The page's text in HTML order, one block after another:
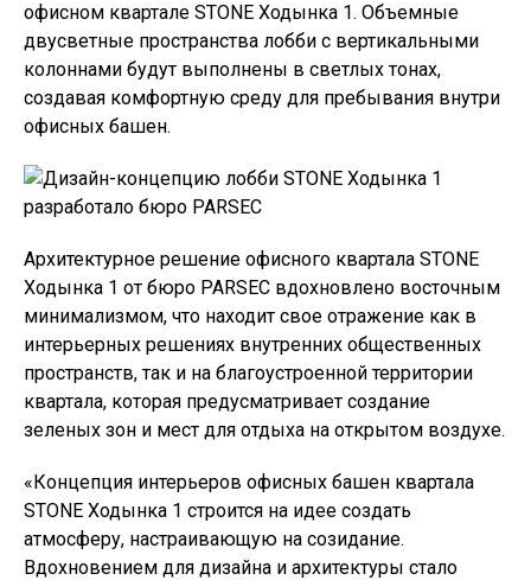
офисном квартале STONE Ходынка 1. Объемные
двусветные пространства лобби с вертикальными
колоннами будут выполнены в светлых тонах,
создавая комфортную среду для пребывания внутри
офисных башен.
Архитектурное решение офисного квартала STONE
Ходынка 1 от бюро PARSEC вдохновлено восточным
минимализмом, что находит свое отражение как в
интерьерных решениях внутренних общественных
пространств, так и на благоустроенной территории
квартала, которая предусматривает создание
зеленых зон и мест для отдыха на открытом воздухе.
«Концепция интерьеров офисных башен квартала
STONE Ходынка 1 строится на идее создать
атмосферу, настраивающую на созидание.
Вдохновением для дизайна и архитектуры стало